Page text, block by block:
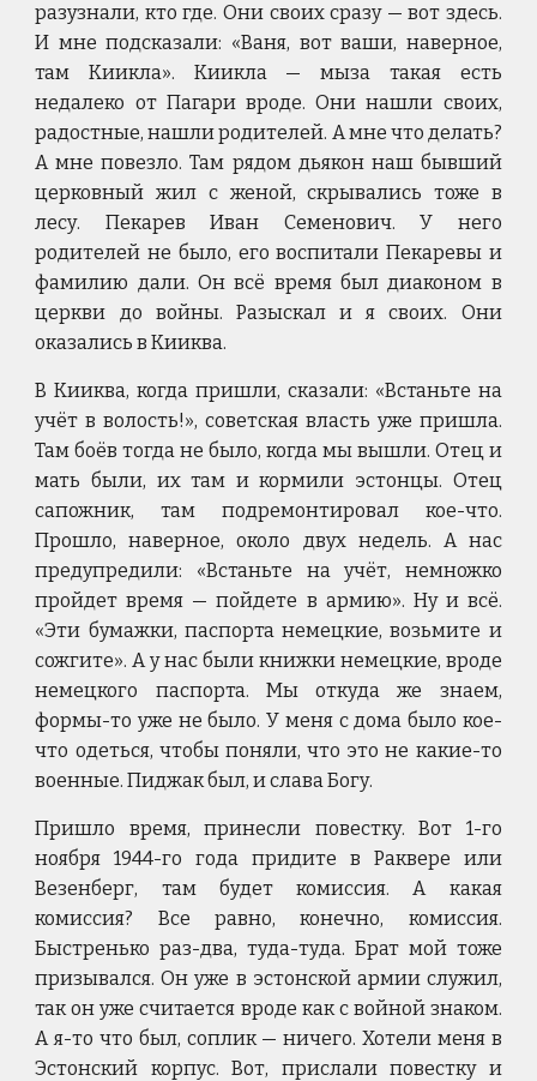
разузнали, кто где. Они своих сразу — вот здесь.
И мне подсказали: «Ваня, вот ваши, наверное,
там Киикла». Киикла — мыза такая есть
недалеко от Пагари вроде. Они нашли своих,
радостные, нашли родителей. А мне что делать?
А мне повезло. Там рядом дьякон наш бывший
церковный жил с женой, скрывались тоже в
лесу. Пекарев Иван Семенович. У него
родителей не было, его воспитали Пекаревы и
фамилию дали. Он всё время был диаконом в
церкви до войны. Разыскал и я своих. Они
оказались в Кииква.
В Кииква, когда пришли, сказали: «Встаньте на
учёт в волость!», советская власть уже пришла.
Там боёв тогда не было, когда мы вышли. Отец и
мать были, их там и кормили эстонцы. Отец
сапожник, там подремонтировал кое-что.
Прошло, наверное, около двух недель. А нас
предупредили: «Встаньте на учёт, немножко
пройдет время — пойдете в армию». Ну и всё.
«Эти бумажки, паспорта немецкие, возьмите и
сожгите». А у нас были книжки немецкие, вроде
немецкого паспорта. Мы откуда же знаем,
формы-то уже не было. У меня с дома было кое-
что одеться, чтобы поняли, что это не какие-то
военные. Пиджак был, и слава Богу.
Пришло время, принесли повестку. Вот 1-го
ноября 1944-го года придите в Раквере или
Везенберг, там будет комиссия. А какая
комиссия? Все равно, конечно, комиссия.
Быстренько раз-два, туда-туда. Брат мой тоже
призывался. Он уже в эстонской армии служил,
так он уже считается вроде как с войной знаком.
А я-то что был, соплик — ничего. Хотели меня в
Эстонский корпус. Вот, прислали повестку и